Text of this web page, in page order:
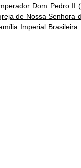
Dom Pedro II
de Nossa Senhora
Imperial Brasileira